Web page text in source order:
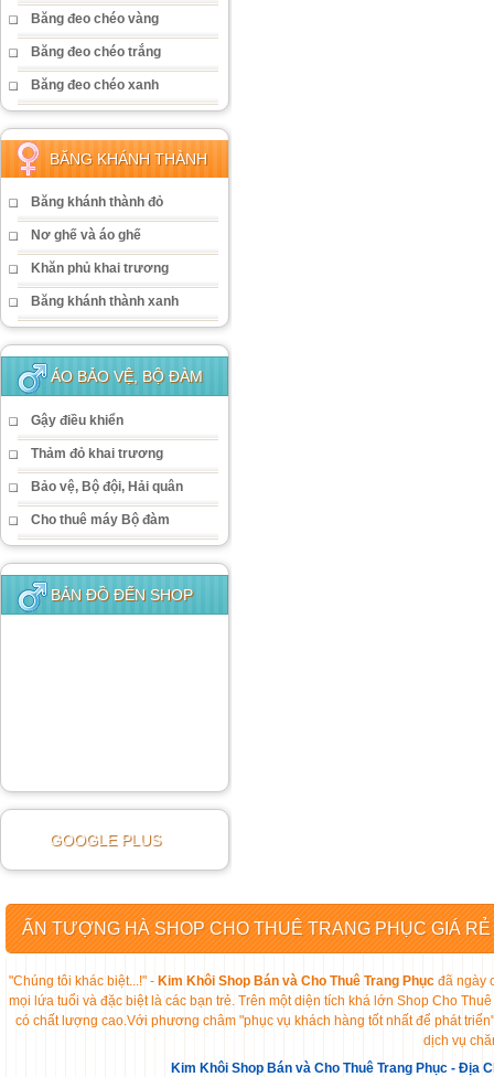
Băng đeo chéo vàng
Băng đeo chéo trắng
Băng đeo chéo xanh
BĂNG KHÁNH THÀNH
Băng khánh thành đỏ
Nơ ghế và áo ghế
Khăn phủ khai trương
Băng khánh thành xanh
ÁO BẢO VỆ, BỘ ĐÀM
Gậy điều khiển
Thảm đỏ khai trương
Bảo vệ, Bộ đội, Hải quân
Cho thuê máy Bộ đàm
BẢN ĐỒ ĐẾN SHOP
GOOGLE PLUS
ẤN TƯỢNG HÀ SHOP CHO THUÊ TRANG PHỤC GIÁ
"Chúng tôi khác biệt...!" - Kim Khôi Shop Bán và Cho Thuê Trang Phụcđã ngày
mọi lứa tuổi và đặc biệt là các bạn trẻ. Trên một diện tích khá lớn Shop Cho
có chất lượng cao.Với phương châm "phục vụ khách hàng tốt nhất để phát
dịch vụ
Kim Khôi Shop Bán và Cho Thuê Trang Phục - Địa